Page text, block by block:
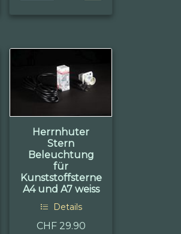
Herrnhuter
Stern
Beleuchtung
für
Kunststoffsterne
A4 und A7 weiss
Details
CHF 29.90